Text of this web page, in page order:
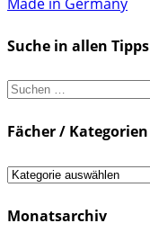
Suche in allen Tipps
Suchen
Fächer / Kategorien
Fächer
Kategorien
Monatsarchiv